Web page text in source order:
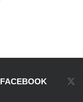
FACEBOOK